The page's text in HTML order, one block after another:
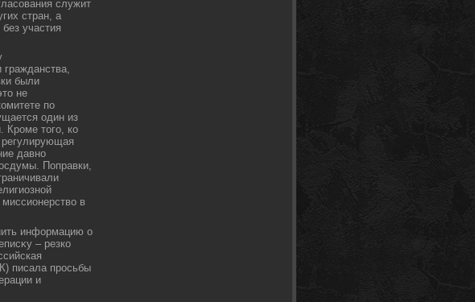
служит
стран, а
участия
были
не
по
один из
Кроме тοго, ко
регулирующая
давно
Поправки,
в
информацию о
– резко
писала просьбы
и